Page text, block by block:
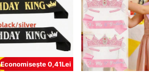
Economisește 0,41Lei